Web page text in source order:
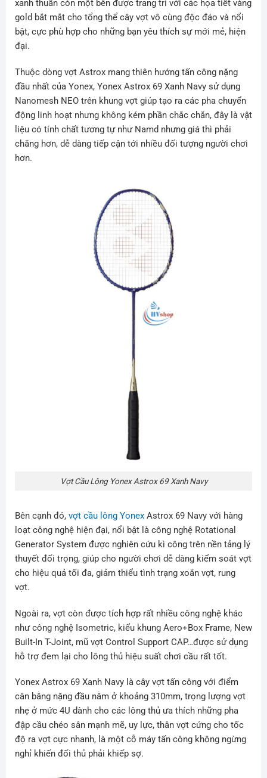
xanh thuần còn một bên được trang trí với các họa tiết vàng
gold bắt mắt cho tổng thể cây vợt vô cùng độc đáo và nổi
bật, cực phù hợp cho những bạn yêu thích sự mới mẻ, hiện
đại.
Thuộc dòng vợt Astrox mang thiên hướng tấn công nặng
đầu nhất của Yonex, Yonex Astrox 69 Xanh Navy sử dụng
Nanomesh NEO trên khung vợt giúp tạo ra các pha chuyển
động linh hoạt nhưng không kém phần chắc chắn, đây là vật
liệu có tính chất tương tự như Namd nhưng giá thì phải
chăng hơn, dễ dàng tiếp cận tới nhiều đối tượng người chơi
hơn.
Vợt Cầu Lông Yonex Astrox 69 Xanh Navy
Bên cạnh đó, vợt cầu lông YonexAstrox 69 Navy với hàng
loạt công nghệ hiện đại, nổi bật là công nghệ Rotational
Generator System được nghiên cứu kì công trên nền tảng lý
thuyết đối trọng, giúp cho người chơi dễ dàng kiểm soát vợt
cho hiệu quả tối đa, giảm thiểu tình trạng xoắn vợt, rung
vợt.
Ngoài ra, vợt còn được tích hợp rất nhiều công nghệ khác
như công nghệ Isometric, kiểu khung Aero+Box Frame, New
Built-In T-Joint, mũ vợt Control Support CAP…được sử dụng
hỗ trợ đem lại cho lông thủ hiệu suất chơi cầu rất tốt.
Yonex Astrox 69 Xanh Navy là cây vợt tấn công với điểm
cân bằng nặng đầu nằm ở khoảng 310mm, trọng lượng vợt
nhẹ ở mức 4U dành cho các lông thủ ưa thích những pha
đập cầu chéo sân mạnh mẽ, uy lực, thân vợt cứng cho tốc
độ ra vợt cực nhanh, là một cỗ máy tấn công không ngừng
nghỉ khiến đối thủ phải khiếp sợ.